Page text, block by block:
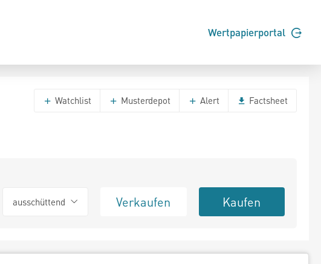
Wertpapierportal
Watchlist Musterdepot Alert Factsheet
ausschüttend Verkaufen Kaufen